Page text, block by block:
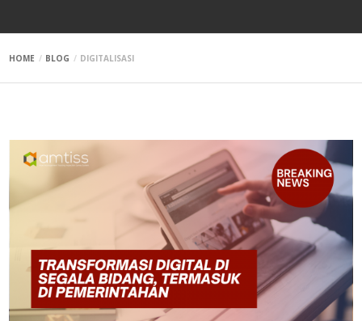
HOME BLOG DIGITALISASI